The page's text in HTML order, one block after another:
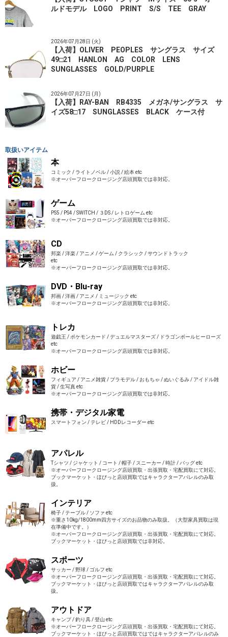
ルドモデル LOGO PRINT S/S TEE GRAY
2026年07月28日 (火)
【入荷】OLIVER PEOPLES サングラス サイズ
49□21 HANLON AG COLOR LENS
SUNGLASSES GOLD/PURPLE
2026年07月27日 (月)
【入荷】RAY-BAN RB4335 メガネ/サングラス サ
イズ58□17 SUNGLASSES BLACK ケース付
取扱いアイテム
本
コミック / ライトノベル / 小説 / 絵本 etc
※オーバーフロークロージング店頭買取では非対応。
ゲーム
PS5 / PS4 / SWITCH / ３DS / レトロゲーム etc
※オーバーフロークロージング店頭買取では非対応。
CD
邦楽 / 洋楽 / アニメ / ゲーム / クラシック / サウンドトラック
etc
※オーバーフロークロージング店頭買取では非対応。
DVD・Blu-ray
邦画 / 洋画 / アニメ / ミュージック etc
※オーバーフロークロージング店頭買取では非対応。
トレカ
遊戯王 / ポケモンカード / デュエルマスターズ / ドラゴンボールヒーローズ
etc
※オーバーフロークロージング店頭買取では非対応。
ホビー
フィギュア / アニメ雑貨 / プラモデル / おもちゃ / ぬいぐるみ / アイドル雑
貨 / 生写真 etc
※オーバーフロークロージング店頭買取では非対応。
携帯・デジタル家電
スマートフォン / テレビ / HDDレコーダー etc
アパレル
Tシャツ / ジャケット / コート / 帽子 / スニーカー / 時計 / バッグ etc
※オーバーフロークロージング店頭買取・出張買取・宅配買取にて対応。
ブックマーケット・ほびっと店頭買取ではキャラクターアパレルのみ取
扱。
インテリア
椅子 / テーブル / ソファ etc
※重さ10kg/1800mm四方サイズのお品物のみ取扱。（大型家具買取は現
在準備中です。）
※オーバーフロークロージング店頭買取・出張買取・宅配買取にて対応。
ブックマーケット・ほびっと店頭買取では非対応。
スポーツ
サッカー / 野球 / ゴルフ etc
※オーバーフロークロージング店頭買取・出張買取・宅配買取にて対応。
ブックマーケット・ほびっと店頭買取ではキャラクターアパレルのみ取
扱。
アウトドア
キャンプ / 釣り具 / 登山 etc
※オーバーフロークロージング店頭買取・出張買取・宅配買取にて対応。
ブックマーケット・ほびっと店頭買取ではではキャラクターアパレルのみ